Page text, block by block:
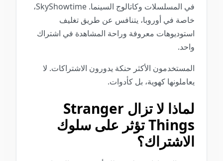
في المسلسلات وكاتالوج السينما. SkyShowtime،
خاصة في أوروبا، يتنافس عن طريق تغليف
استوديوهات معروفة وراحة المشاهدة في اشتراك
واحد.
المستخدمون الأكثر حنكة يدورون الاشتراكات. لا
يعاملونها كهوية، بل كأدوات.
لماذا لا تزال Stranger
Things تؤثر على سلوك
الاشتراك؟